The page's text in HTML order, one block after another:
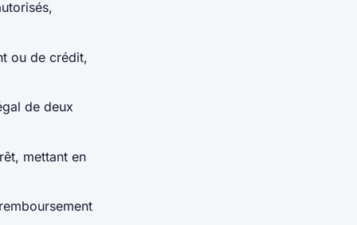
ou de crédit,
de deux
mettant en